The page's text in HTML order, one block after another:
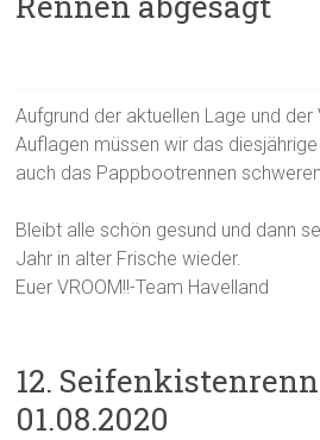
Aufgrund der aktuellen Lage und der
Auflagen müssen wir das
auch das Pappbootrennen
Bleibt alle schön gesund und dann
Jahr in alter Frische wieder.
Euer VROOM!!-Team Havelland
12.
01.08.2020